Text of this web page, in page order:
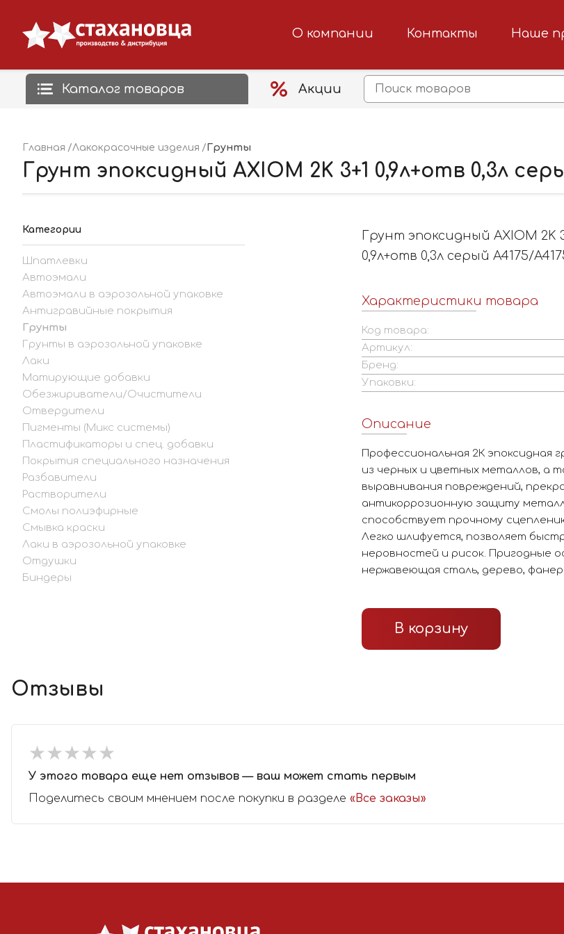
О компании Контакты Наше
Каталог товаров Акции
Главная Лакокрасочные изделия Грунты
Грунт эпоксидный AXIOM 2K 3+1 0,9л+отв 0,3л
Категории
Шпатлевки
Автоэмали
Автоэмали в аэрозольной упаковке
Антигравийные покрытия
Грунты
Грунты в аэрозольной упаковке
Лаки
Матирующие добавки
Обезжириватели/Очистители
Отвердители
Пигменты (Микс системы)
Пластификаторы и спец. добавки
Покрытия специального назначения
Разбавители
Растворители
Смолы полиэфирные
Смывка краски
Лаки в аэрозольной упаковке
Отдушки
Биндеры
Грунт эпоксидный AXIOM 2K
0,9л+отв 0,3л серый A4175/
Характеристики товара
Код товара:
Артикул:
Бренд:
Упаковки:
Описание
Профессиональная 2К эпоксидная
из черных и цветных металлов, а
выравнивания повреждений,
антикоррозионную защиту
способствует прочному
Легко шлифуется, позволяет
неровностей и рисок. Пригодные
нержавеющая сталь, дерево,
В корзину
Отзывы
★★★★★
★★★★★
У этого товара еще нет отзывов — ваш может стать первым
Поделитесь своим мнением после покупки в разделе «Все заказы»